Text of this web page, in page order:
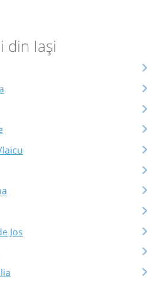
din Iași
Jos